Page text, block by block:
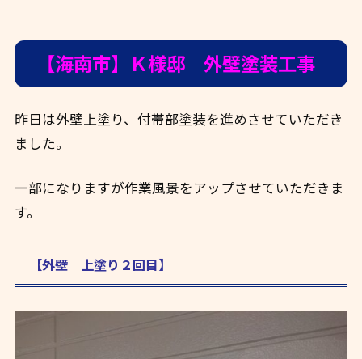
【海南市】Ｋ様邸 外壁塗装工事
昨日は外壁上塗り、付帯部塗装を進めさせていただき
ました。
一部になりますが作業風景をアップさせていただきま
す。
【外壁 上塗り２回目】